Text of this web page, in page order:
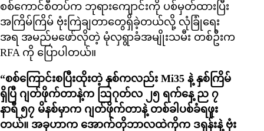
စစ်ကောင်စီတပ်က ဘုရားကျောင်းကို ပစ်မှတ်ထားပြီး
အကြိမ်ကြိမ် ဗုံးကြဲချတာတွေရှိခဲ့တယ်လို့ လုံခြုံရေး
အရ အမည်မဖော်လိုတဲ့ မုံလှရွာခံအမျိုးသမီး တစ်ဦးက
RFA ကို ပြောပါတယ်။
“စစ်ကြောင်းစပြီးထိုးတဲ့ နှစ်ကလည်း Mi35 နဲ့ နှစ်ကြိမ်
ရှိပြီ ဂျတ်ဖိုက်တာနဲ့က ဩဂုတ်လ ၂၅ ရက်နေ့ ည ၇
နာရီ ၅၇ မိနစ်မှာက ဂျတ်ဖိုက်တာနဲ့ တစ်ခါပစ်ခံရဖူး
တယ်။ အခုဟာက အောက်တိုဘာလထဲကိုက ဒရုန်းနဲ့ ဗုံး